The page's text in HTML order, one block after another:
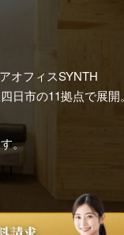
オフィスSYNTH
市の11拠点で展開。
。